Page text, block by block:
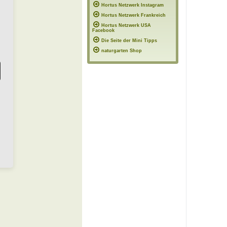
Hortus Netzwerk Instagram
Hortus Netzwerk Frankreich
Hortus Netzwerk USA
Facebook
Die Seite der Mini Tipps
naturgarten Shop